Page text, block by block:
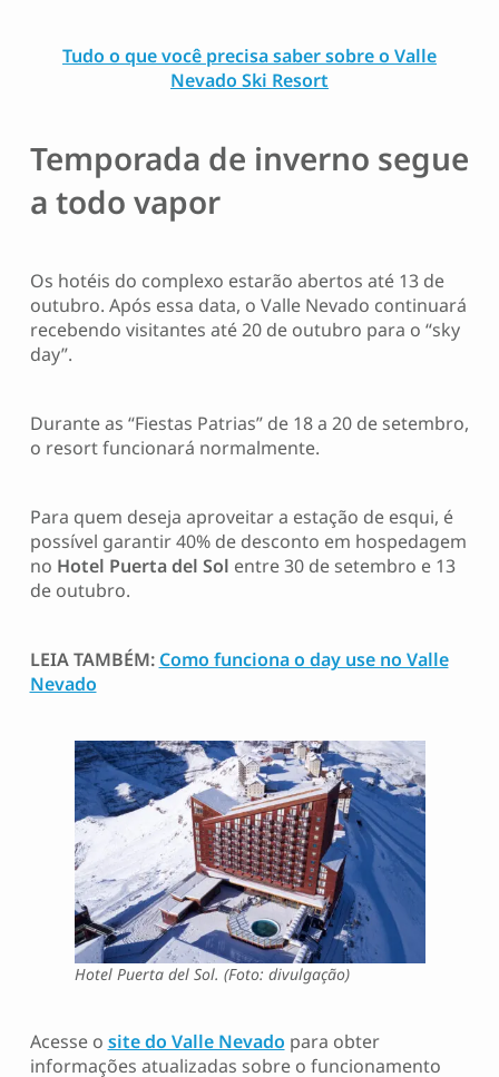
Tudo o que você precisa saber sobre o Valle
Nevado Ski Resort
Temporada de inverno segue
a todo vapor
Os hotéis do complexo estarão abertos até 13 de
outubro. Após essa data, o Valle Nevado continuará
recebendo visitantes até 20 de outubro para o “sky
day”.
Durante as “Fiestas Patrias” de 18 a 20 de setembro,
o resort funcionará normalmente. ⁠
Para quem deseja aproveitar a estação de esqui, é
possível garantir 40% de desconto em hospedagem
no Hotel Puerta del Sol entre 30 de setembro e 13
de outubro.
LEIA TAMBÉM: Como funciona o day use no Valle
Nevado
Hotel Puerta del Sol. (Foto: divulgação)
Acesse o site do Valle Nevado para obter
informações atualizadas sobre o funcionamento